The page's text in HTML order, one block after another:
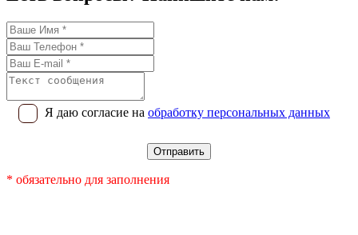
Я даю согласие на обработку персональных данных
* обязательно для заполнения